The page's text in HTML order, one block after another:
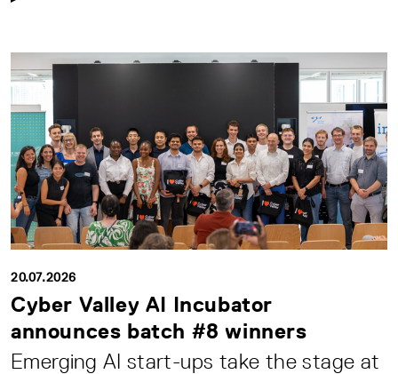
20.07.2026
Cyber Valley AI Incubator
announces batch #8 winners
Emerging AI start-ups take the stage at